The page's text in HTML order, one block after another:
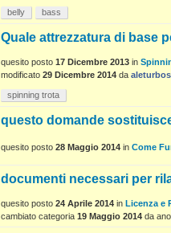
belly bass
Quale attrezzatura di base
quesito posto 17 Dicembre 2013 in
modificato 29 Dicembre 2014 da
spinning trota
questo domande
quesito posto 28 Maggio 2014 in Come
documenti necessari per
quesito posto 24 Aprile 2014 in Licenza e
cambiato categoria 19 Maggio 2014 da